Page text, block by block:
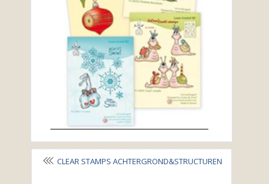
CLEAR STAMPS ACHTERGROND&STRUCTUREN